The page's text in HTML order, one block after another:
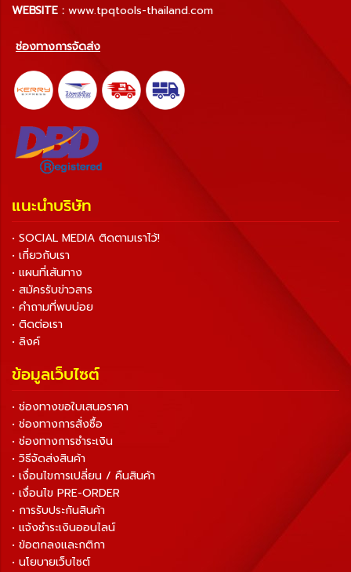
WEBSITE : www.tpqtools-thailand.com
ช่องทางการจัดส่ง
แนะนำบริษัท
• SOCIAL MEDIA ติดตามเราไว้!
• เกี่ยวกับเรา
• แผนที่เส้นทาง
• สมัครรับข่าวสาร
• คำถามที่พบบ่อย
• ติดต่อเรา
• ลิงค์
ข้อมูลเว็บไซต์
• ช่องทางขอใบเสนอราคา
• ช่องทางการสั่งซื้อ
• ช่องทางการชำระเงิน
• วิธีจัดส่งสินค้า
• เงื่อนไขการเปลี่ยน / คืนสินค้า
• เงื่อนไข PRE-ORDER
• การรับประกันสินค้า
• แจ้งชำระเงินออนไลน์
• ข้อตกลงและกติกา
• นโยบายเว็บไซต์